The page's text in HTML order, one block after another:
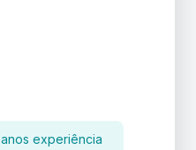
anos experiência